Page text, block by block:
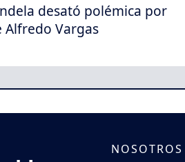
desató polémica por
Alfredo Vargas
NOSOTROS